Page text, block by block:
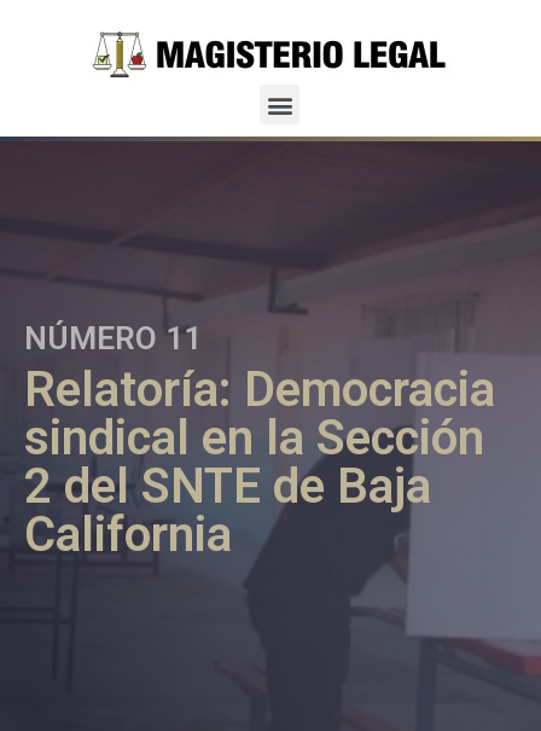
NÚMERO 11
Relatoría: Democracia
sindical en la Sección
2 del SNTE de Baja
California